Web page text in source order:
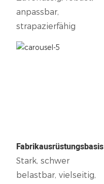
anpassbar,
strapazierfähig
Fabrikausrüstungsbasis
Stark, schwer
belastbar, vielseitig,